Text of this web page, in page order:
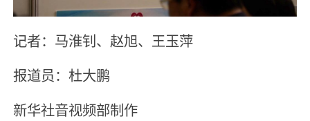
记者：马淮钊、赵旭、王玉萍
报道员：杜大鹏
新华社音视频部制作